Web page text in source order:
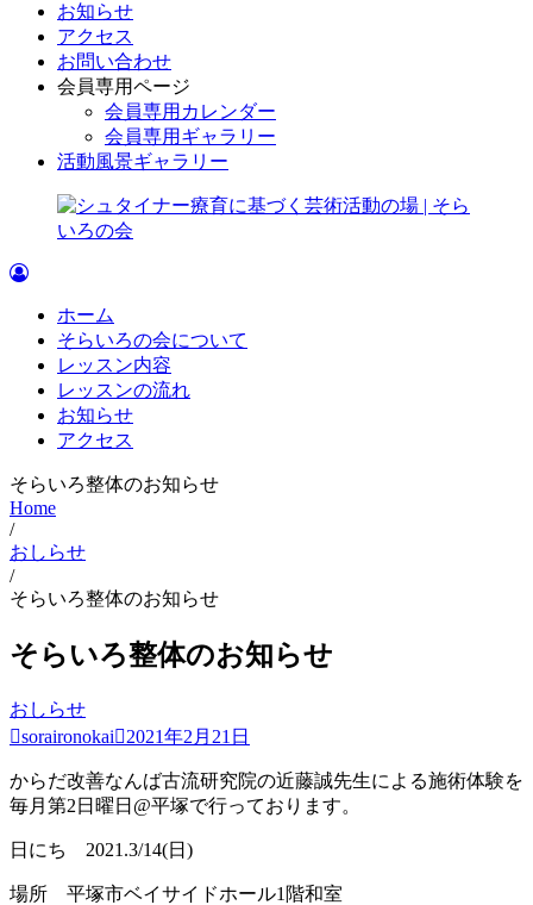
お知らせ
アクセス
お問い合わせ
会員専用ページ
会員専用カレンダー
会員専用ギャラリー
活動風景ギャラリー
ホーム
そらいろの会について
レッスン内容
レッスンの流れ
お知らせ
アクセス
そらいろ整体のお知らせ
Home
/
おしらせ
/
そらいろ整体のお知らせ
そらいろ整体のお知らせ
Posted
in
おしらせ
by
soraironokai
Posted
2021年2月21日
からだ改善なんば古流研究院の近藤誠先生による施術体験を
毎月第2日曜日@平塚で行っております。
日にち 2021.3/14(日)
場所 平塚市ベイサイドホール1階和室